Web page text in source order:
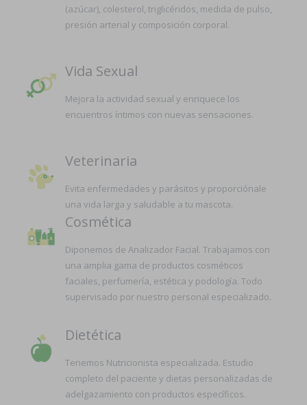
(azúcar), colesterol, triglicéridos, medida de pulso,
presión arterial y composición corporal.
Vida Sexual
Mejora la actividad sexual y enriquece los
encuentros íntimos con nuevas sensaciones.
Veterinaria
Evita enfermedades y parásitos y proporciónale
una vida larga y saludable a tu mascota.
Cosmética
Diponemos de Analizador Facial. Trabajamos con
una amplia gama de productos cosméticos
faciales, perfumería, estética y podología. Todo
supervisado por nuestro personal especializado.
Dietética
Tenemos Nutricionista especializada. Estudio
completo del paciente y dietas personalizadas de
adelgazamiento con productos específicos.